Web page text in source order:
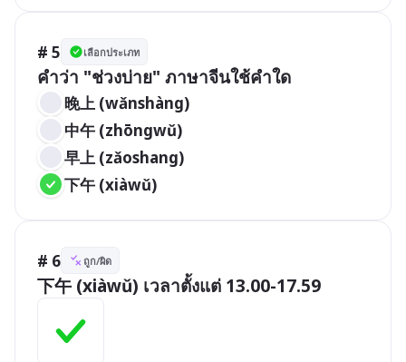
# 5 เลือกประเภท
คำว่า "ช่วงบ่าย" ภาษาจีนใช้คำใด
晚上 (wǎnshàng)
中午 (zhōngwǔ)
早上 (zǎoshang)
下午 (xiàwǔ)
# 6 ถูก/ผิด
下午 (xiàwǔ) เวลาตั้งแต่ 13.00-17.59